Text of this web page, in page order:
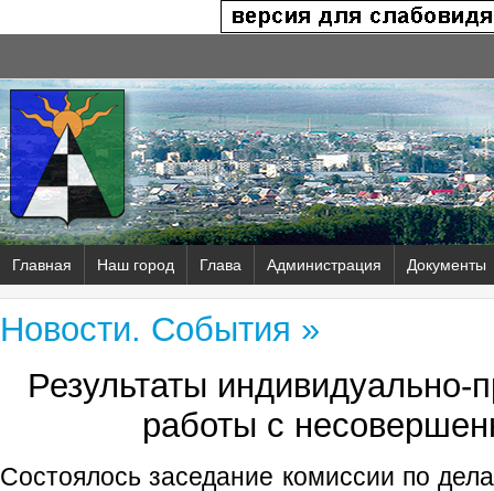
Главная Наш город Глава Администрация Документы
Новости. События »
Результаты
работы с
Состоялось заседание комиссии по